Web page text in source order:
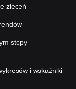
zleceń
stopy
i wskaźniki